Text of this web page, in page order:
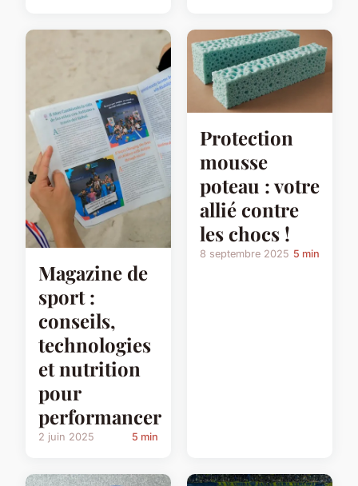
Magazine de
sport :
conseils,
technologies
et nutrition
pour
performancer
2 juin 2025 5 min
Protection
mousse
poteau : votre
allié contre
les chocs !
8 septembre 2025 5 min